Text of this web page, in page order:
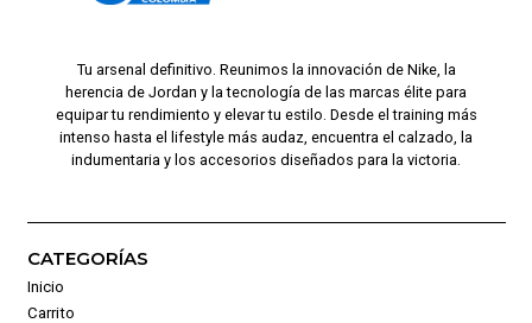
Tu arsenal definitivo. Reunimos la innovación de Nike, la
herencia de Jordan y la tecnología de las marcas élite para
equipar tu rendimiento y elevar tu estilo. Desde el training más
intenso hasta el lifestyle más audaz, encuentra el calzado, la
indumentaria y los accesorios diseñados para la victoria.
CATEGORÍAS
Inicio
Carrito